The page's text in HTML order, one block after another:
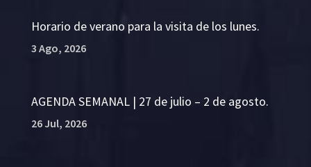
Horario de verano para la visita de los lunes.
3 Ago, 2026
AGENDA SEMANAL | 27 de julio – 2 de agosto.
26 Jul, 2026